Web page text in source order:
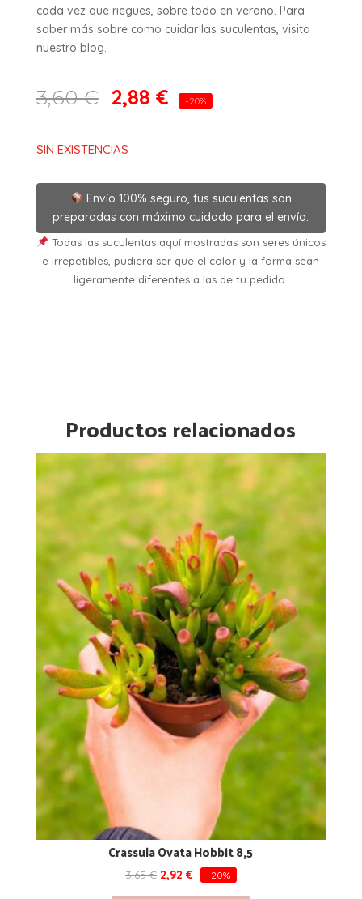
cada vez que riegues, sobre todo en verano. Para
saber más sobre como cuidar las suculentas, visita
nuestro blog.
3,60€ 2,88 € -20%
SIN EXISTENCIAS
Envío 100% seguro, tus suculentas son
preparadas con máximo cuidado para el envío.
Todas las suculentas aquí mostradas son seres únicos
e irrepetibles, pudiera ser que el color y la forma sean
ligeramente diferentes a las de tu pedido.
Productos relacionados
Crassula Ovata Hobbit 8,5
3,65€ 2,92 € -20%